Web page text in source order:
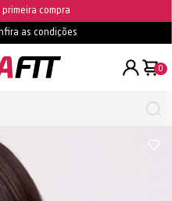
primeira compra
as condições
0